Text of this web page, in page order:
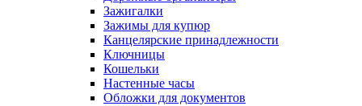
Зажигалки
Зажимы для купюр
Канцелярские принадлежности
Ключницы
Кошельки
Настенные часы
Обложки для документов